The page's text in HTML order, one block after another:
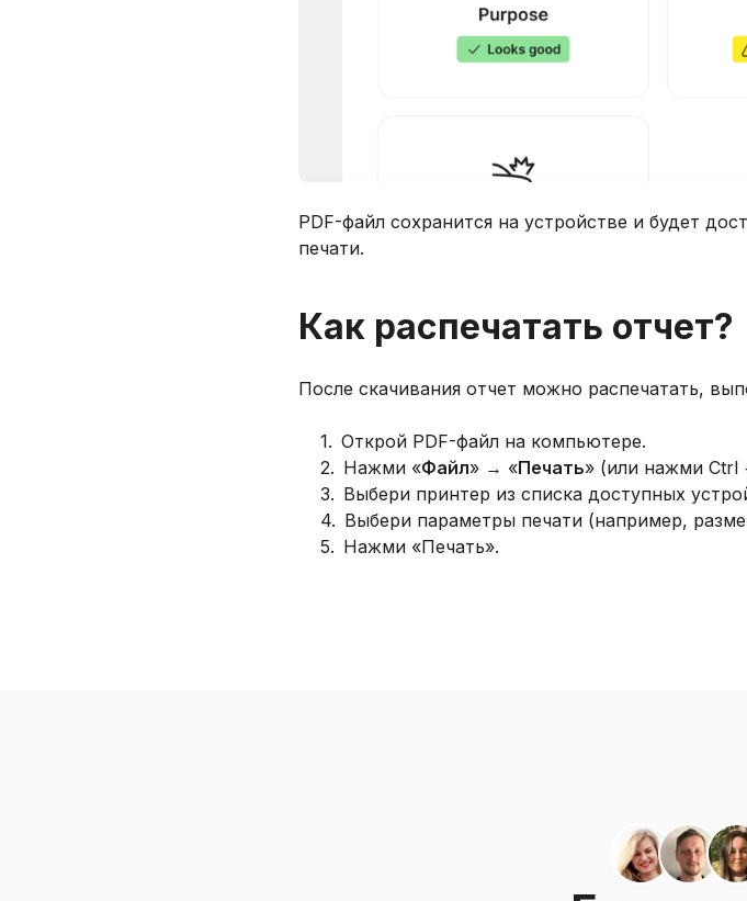
PDF-файл сохранится на устройстве и будет
печати.
Как распечатать отчет?
После скачивания отчет можно распечатать,
1. Открой PDF-файл на компьютере.
2. Нажми «Файл» → «Печать» (или нажми Ctrl
3. Выбери принтер из списка доступных
4. Выбери параметры печати (например,
5. Нажми «Печать».